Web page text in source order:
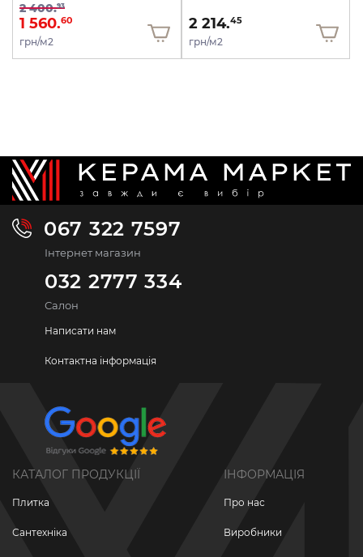
2 400.93
1 560.60
грн/м2
2 214.45
грн/м2
067 322 7597
Інтернет магазин
032 2777 334
Салон
Написати нам
Контактна інформація
КАТАЛОГ ПРОДУКЦІЇ
Плитка
Сантехніка
ІНФОРМАЦІЯ
Про нас
Виробники